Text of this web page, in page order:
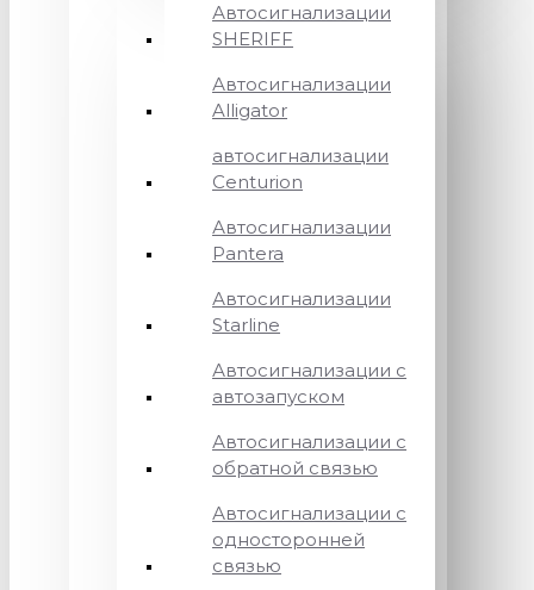
Автосигнализации
SHERIFF
Автосигнализации
Alligator
автосигнализации
Centurion
Автосигнализации
Pantera
Автосигнализации
Starline
Автосигнализации с
автозапуском
Автосигнализации с
обратной связью
Автосигнализации с
односторонней
связью